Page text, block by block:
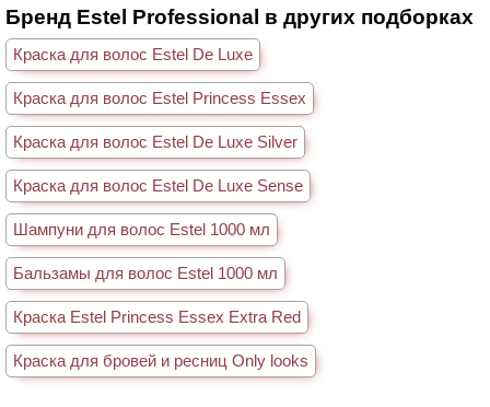
Бренд Estel Professional в других подборках
Краска для волос Estel De Luxe
Краска для волос Estel Princess Essex
Краска для волос Estel De Luxe Silver
Краска для волос Estel De Luxe Sense
Шампуни для волос Estel 1000 мл
Бальзамы для волос Estel 1000 мл
Краска Estel Princess Essex Extra Red
Краска для бровей и ресниц Only looks